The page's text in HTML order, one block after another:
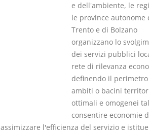
e dell'ambiente, le
le province autonome
Trento e di Bolzano
organizzano lo
dei servizi pubblici
rete di rilevanza
definendo il
ambiti o bacini
ottimali e omogenei
consentire economie
l'efficienza del servizio e
Il
La riforma di cui
220/2012
S. D'Andrea –
Minussi
Versione
(iva incl.)